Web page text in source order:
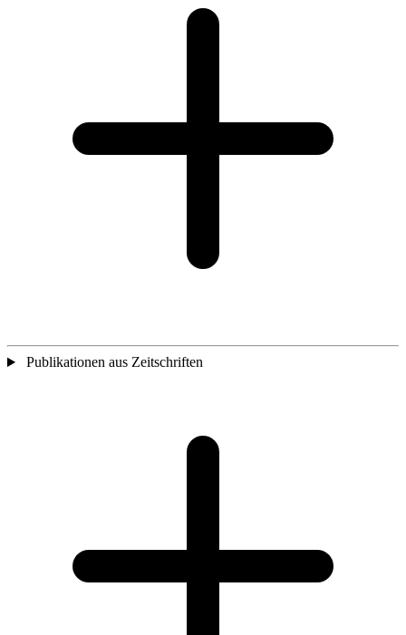
Publikationen aus Zeitschriften